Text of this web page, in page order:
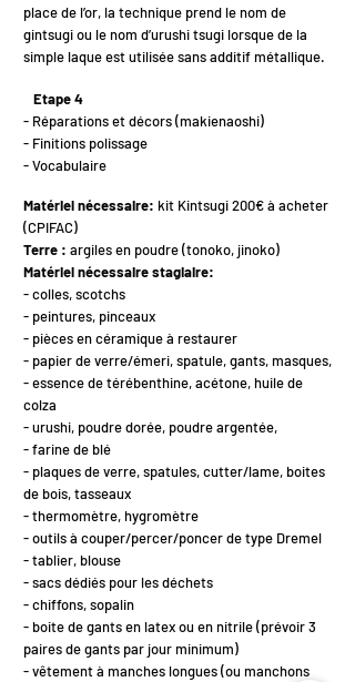
place de l’or, la technique prend le nom de
gintsugi ou le nom d’urushi tsugi lorsque de la
simple laque est utilisée sans additif métallique.
Etape 4
- Réparations et décors (makienaoshi)
- Finitions polissage
- Vocabulaire
Matériel nécessaire: kit Kintsugi 200€ à acheter
(CPIFAC)
Terre : argiles en poudre (tonoko, jinoko)
Matériel nécessaire stagiaire:
- colles, scotchs
- peintures, pinceaux
- pièces en céramique à restaurer
- papier de verre/émeri, spatule, gants, masques,
- essence de térébenthine, acétone, huile de
colza
- urushi, poudre dorée, poudre argentée,
- farine de blé
- plaques de verre, spatules, cutter/lame, boites
de bois, tasseaux
- thermomètre, hygromètre
- outils à couper/percer/poncer de type Dremel
- tablier, blouse
- sacs dédiés pour les déchets
- chiffons, sopalin
- boite de gants en latex ou en nitrile (prévoir 3
paires de gants par jour minimum)
- vêtement à manches longues (ou manchons